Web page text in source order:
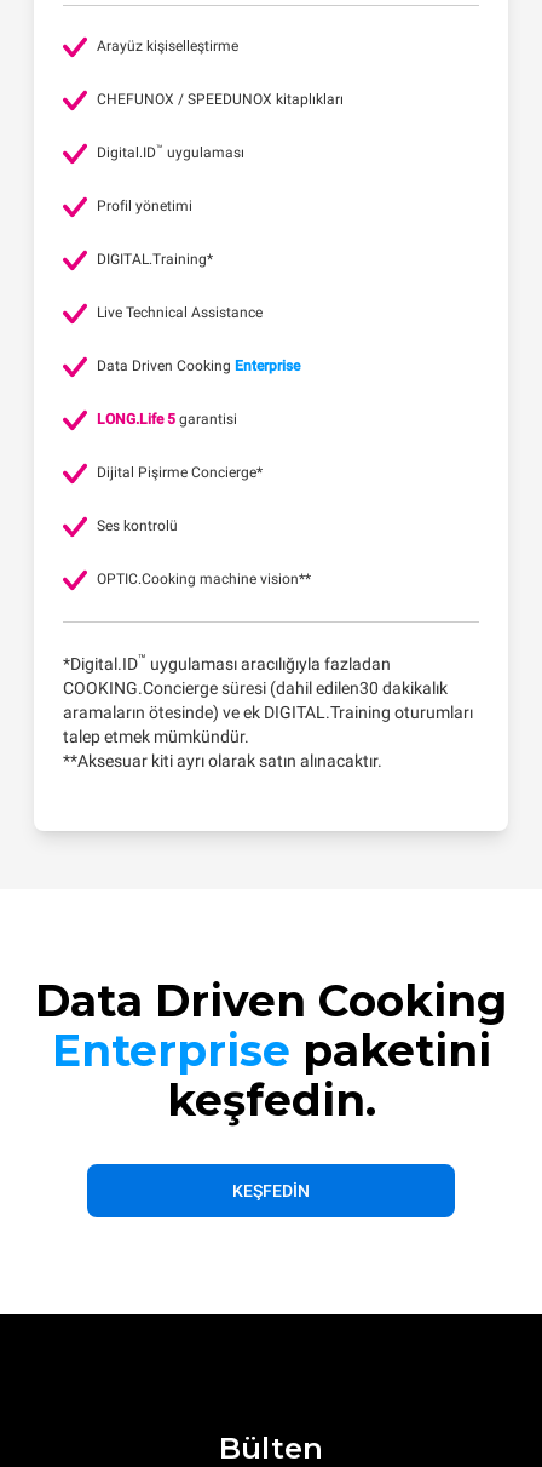
Arayüz kişiselleştirme
CHEFUNOX / SPEEDUNOX kitaplıkları
Digital.ID™ uygulaması
Profil yönetimi
DIGITAL.Training*
Live Technical Assistance
Data Driven Cooking Enterprise
LONG.Life 5 garantisi
Dijital Pişirme Concierge*
Ses kontrolü
OPTIC.Cooking machine vision**
*Digital.ID™ uygulaması aracılığıyla fazladan
COOKING.Concierge süresi (dahil edilen30 dakikalık
aramaların ötesinde) ve ek DIGITAL.Training oturumları
talep etmek mümkündür.
**Aksesuar kiti ayrı olarak satın alınacaktır.
Data Driven Cooking
Enterprise paketini
keşfedin.
KEŞFEDIN
Bülten